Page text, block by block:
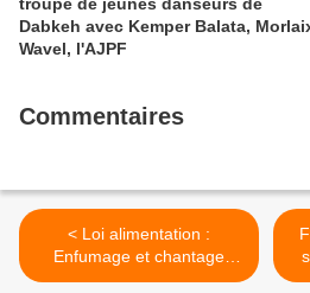
Dabkeh avec Kemper Balata,
Wavel, l'AJPF
Commentaires
< Loi alimentation :
Enfumage et chantage
(Cécile Cukierman - PCF)